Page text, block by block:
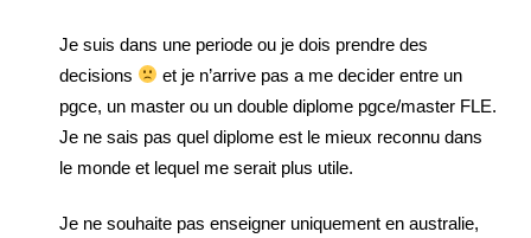
Je suis dans une periode ou je dois prendre des
decisions
et je n’arrive pas a me decider entre un
pgce, un master ou un double diplome pgce/master FLE.
Je ne sais pas quel diplome est le mieux reconnu dans
le monde et lequel me serait plus utile.
Je ne souhaite pas enseigner uniquement en australie,